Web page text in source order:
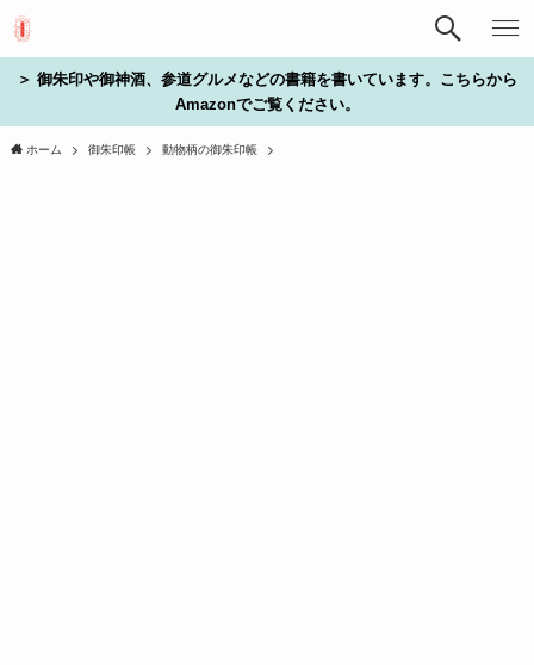
＞ 御朱印や御神酒、参道グルメなどの書籍を書いています。こちらから
Amazonでご覧ください。
ホーム 御朱印帳 動物柄の御朱印帳